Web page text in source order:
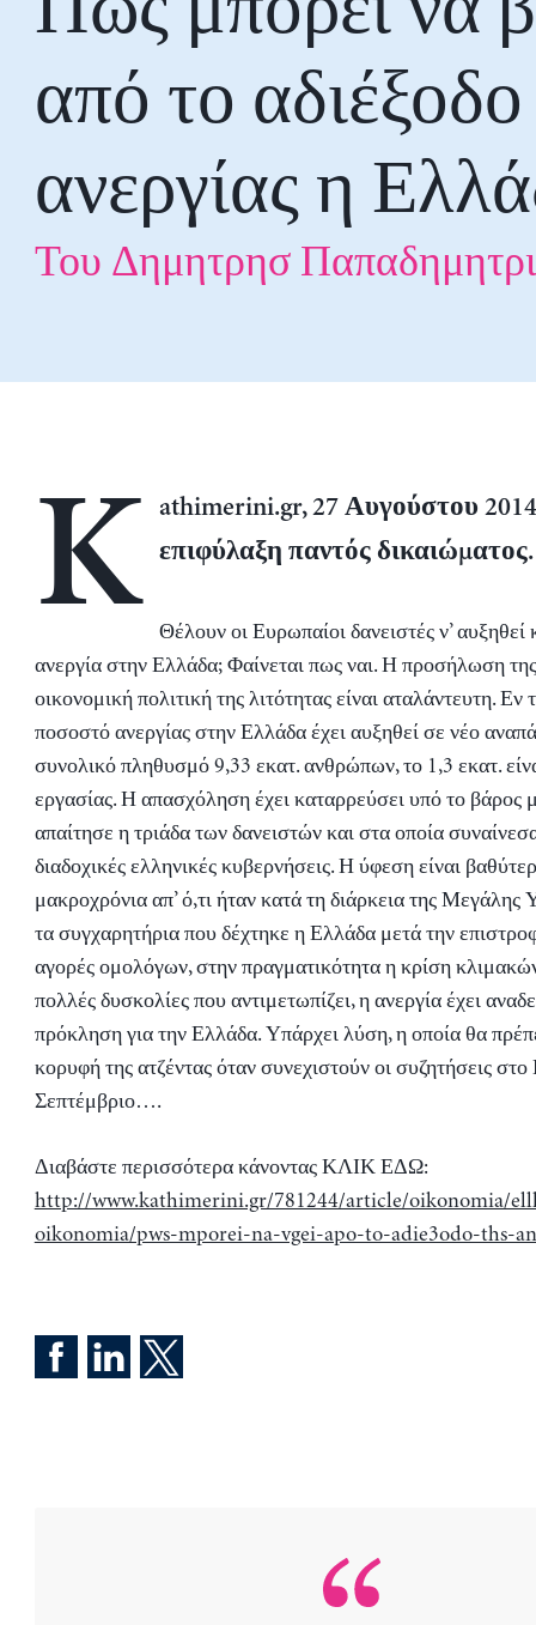
από το
ανεργίας η
Του Δημητρησ
K
athimerini.gr, 27 Αυγούστου
επιφύλαξη παντός δικαιώματος.
Θέλουν οι Ευρωπαίοι δανειστές ν’ αυξηθεί
ανεργία στην Ελλάδα; Φαίνεται πως ναι. Η προσήλωση
οικονομική πολιτική της λιτότητας είναι αταλάντευτη. Εν
ποσοστό ανεργίας στην Ελλάδα έχει αυξηθεί σε νέο
συνολικό πληθυσμό 9,33 εκατ. ανθρώπων, το 1,3 εκατ.
εργασίας. Η απασχόληση έχει καταρρεύσει υπό το βάρος
απαίτησε η τριάδα των δανειστών και στα οποία
διαδοχικές ελληνικές κυβερνήσεις. Η ύφεση είναι
μακροχρόνια απ’ ό,τι ήταν κατά τη διάρκεια της
τα συγχαρητήρια που δέχτηκε η Ελλάδα μετά την
αγορές ομολόγων, στην πραγματικότητα η κρίση
πολλές δυσκολίες που αντιμετωπίζει, η ανεργία έχει
πρόκληση για την Ελλάδα. Υπάρχει λύση, η οποία θα
κορυφή της ατζέντας όταν συνεχιστούν οι συζητήσεις στο
Σεπτέμβριο….
Διαβάστε περισσότερα κάνοντας ΚΛΙΚ ΕΔΩ:
http://www.kathimerini.gr/781244/article/oikonomia/
oikonomia/pws-mporei-na-vgei-apo-to-adie3odo-ths-